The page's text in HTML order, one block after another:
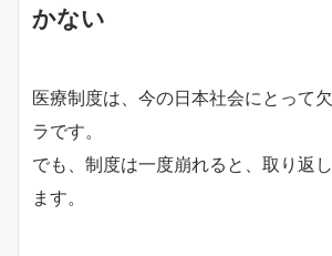
かない
医療制度は、今の日本社会にとって
ラです。
でも、制度は一度崩れると、取り返
ます。